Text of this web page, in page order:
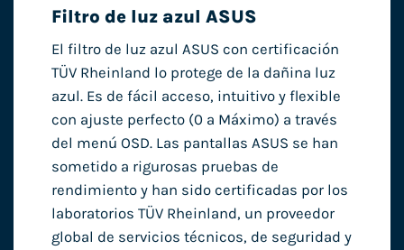
Filtro de luz azul ASUS
El filtro de luz azul ASUS con certificación
TÜV Rheinland lo protege de la dañina luz
azul. Es de fácil acceso, intuitivo y flexible
con ajuste perfecto (0 a Máximo) a través
del menú OSD. Las pantallas ASUS se han
sometido a rigurosas pruebas de
rendimiento y han sido certificadas por los
laboratorios TÜV Rheinland, un proveedor
global de servicios técnicos, de seguridad y